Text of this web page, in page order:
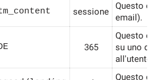
sessione
Questo
email).
365
Questo
su uno
all'utente.
Questo